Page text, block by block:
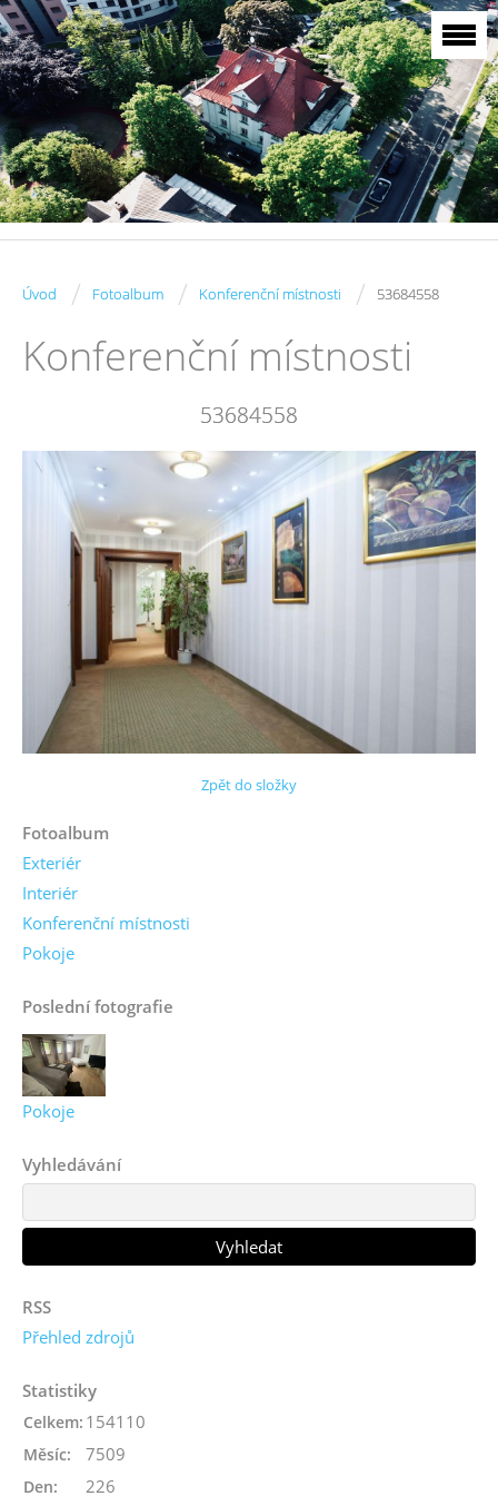
Úvod / Fotoalbum / Konferenční místnosti / 53684558
Konferenční místnosti
53684558
Zpět do složky
Fotoalbum
Exteriér
Interiér
Konferenční místnosti
Pokoje
Poslední fotografie
Pokoje
Vyhledávání
RSS
Přehled zdrojů
Statistiky
Celkem: 154110
Měsíc: 7509
Den: 226